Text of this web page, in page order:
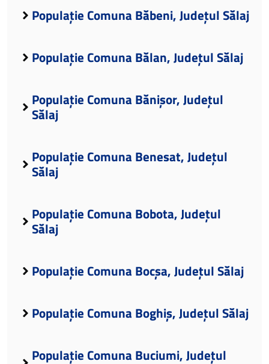
Populație Comuna Băbeni, Județul Sălaj
Populație Comuna Bălan, Județul Sălaj
Populație Comuna Bănișor, Județul
Sălaj
Populație Comuna Benesat, Județul
Sălaj
Populație Comuna Bobota, Județul
Sălaj
Populație Comuna Bocșa, Județul Sălaj
Populație Comuna Boghiș, Județul Sălaj
Populație Comuna Buciumi, Județul